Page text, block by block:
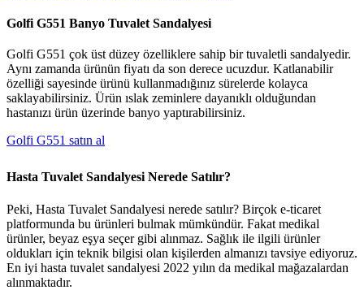
Golfi G551 Banyo Tuvalet Sandalyesi
Golfi G551 çok üst düzey özelliklere sahip bir tuvaletli sandalyedir.
Aynı zamanda ürünün fiyatı da son derece ucuzdur. Katlanabilir
özelliği sayesinde ürünü kullanmadığınız sürelerde kolayca
saklayabilirsiniz. Ürün ıslak zeminlere dayanıklı olduğundan
hastanızı ürün üzerinde banyo yaptırabilirsiniz.
Golfi G551 satın al
Hasta Tuvalet Sandalyesi Nerede Satılır?
Peki, Hasta Tuvalet Sandalyesi nerede satılır? Birçok e-ticaret
platformunda bu ürünleri bulmak mümkündür. Fakat medikal
ürünler, beyaz eşya seçer gibi alınmaz. Sağlık ile ilgili ürünler
oldukları için teknik bilgisi olan kişilerden almanızı tavsiye ediyoruz.
En iyi hasta tuvalet sandalyesi 2022 yılın da medikal mağazalardan
alınmaktadır.